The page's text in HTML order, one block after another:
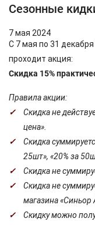
Сезонные
7 мая 2024
C 7 мая по 31
проходит акция:
Cкидка 15%
Правила акции:
Скидка не
цена».
Скидка
25шт», «20% за
Скидка не
Скидка не
магазина «Синьор
Скидку можно